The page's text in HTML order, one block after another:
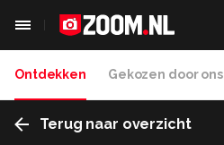
Ontdekken Gekozen door ons
Terug naar overzicht